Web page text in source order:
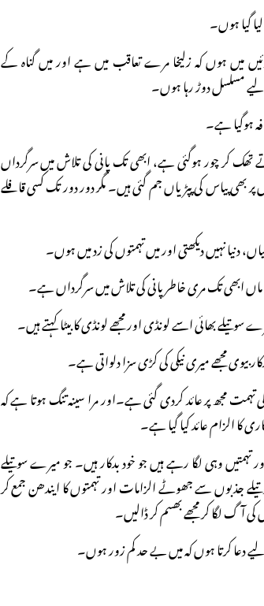
گیا ہوں۔
میں ہوں کہ زلیخا مرے تعاقب میں ہے اور میں گناہ کے
مسلسل دوڑ رہا ہوں۔
ہوگیا ہے۔
کر چور ہوگئی ہے، ابھی تک پانی کی تلاش میں سرگرداں
پیاس کی پپڑیاں جم گئی ہیں۔ مگر دور دور تک کسی قافلے
دنیا نہیں دیکھتی اور میں تہمتوں کی زد میں ہوں۔
ابھی تک مری خاطر پانی کی تلاش میں سرگرداں ہے۔
بھائی اسے لونڈی اور مجھے لونڈی کا بیٹا کہتے ہیں۔
بیوی مجھے میری نیکی کی کڑی سزا دلواتی ہے۔
تہمت مجھ پر عائد کردی گئی ہے۔اور مرا سینہ تنگ ہوتا ہے کہ
کا الزام عائد کیا گیا ہے۔
وہی لگا رہے ہیں جو خود بدکار ہیں۔ جو میرے سوتیلے
جذبوں سے جھوٹے الزامات اور تہمتوں کا ایندھن جمع کر
آگ لگا کر مجھے بھسم کر ڈالیں۔
کرتا ہوں کہ میں بے حد کم زور ہوں۔